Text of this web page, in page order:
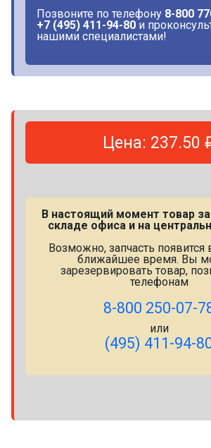
Позвоните по телефону 8-800
+7 (495) 411-94-80 и
нашими специалистами!
Цена: 237.50
В настоящий момент товар
складе офиса и на
Возможно, запчасть появится
ближайшее время. Вы
зарезервировать товар,
телефонам
8-800 250-07-
или
(495) 411-94-